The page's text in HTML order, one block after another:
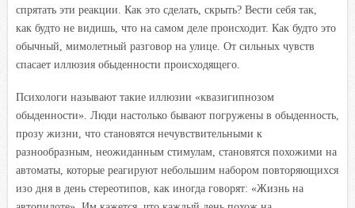
спрятать эти реакции. Как это сделать, скрыть? Вести себя так,
как будто не видишь, что на самом деле происходит. Как будто это
обычный, мимолетный разговор на улице. От сильных чувств
спасает иллюзия обыденности происходящего.
Психологи называют такие иллюзии «квазигипнозом
обыденности». Люди настолько бывают погружены в обыденность,
прозу жизни, что становятся нечувствительными к
разнообразным, неожиданным стимулам, становятся похожими на
автоматы, которые реагируют небольшим набором повторяющихся
изо дня в день стереотипов, как иногда говорят: «Жизнь на